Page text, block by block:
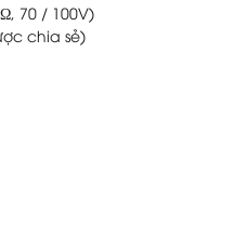
70 / 100V)
chia sẻ)